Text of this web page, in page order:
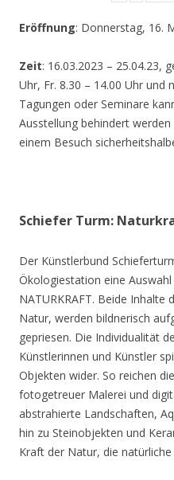
Eröffnung: Donnerstag, 16.
Zeit: 16.03.2023 – 25.04.23,
Uhr, Fr. 8.30 – 14.00 Uhr und
Tagungen oder Seminare
Ausstellung behindert
einem Besuch
Schiefer Turm:
Der Künstlerbund
Ökologiestation eine
NATURKRAFT. Beide Inhalte
Natur, werden bildnerisch
gepriesen. Die Individualität
Künstlerinnen und Künstler
Objekten wider. So reichen
fotogetreuer Malerei und
abstrahierte Landschaften,
hin zu Steinobjekten und
Kraft der Natur, die natürliche